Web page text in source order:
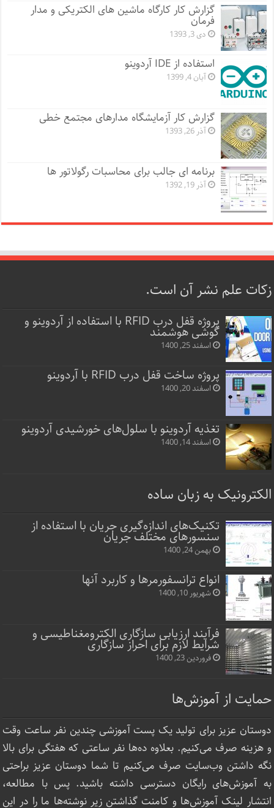
گزارش کار کارگاه ماشین های الکتریکی و مدار
فرمان
دی 3, 1393
استفاده از IDE آردوینو
آبان 4, 1399
گزارش کار آزمایشگاه مدارهای مجتمع خطی
آذر 26, 1393
برنامه ای جالب برای محاسبات رگولاتور ها
آذر 19, 1392
زکات علم نشر آن است.
پروژه قفل‌ درب RFID با استفاده از آردوینو و
گوشی هوشمند
اسفند 25, 1400
پروژه ساخت قفل‌ درب RFID با آردوینو
اسفند 20, 1400
تغذیه آردوینو با سلول‌های خورشیدی آردوینو
اسفند 14, 1400
الکترونیک به زبان ساده
تکنیک‌های اندازه‌گیری جریان با استفاده از
سنسورهای مختلف جریان
بهمن 24, 1400
انواع ترانسفورمرها و کاربرد آنها
شهریور 10, 1400
فرآیند ارزیابی سازگاری الکترومغناطیسی و
شرایط لازم برای احراز سازگاری
فروردین 23, 1400
حمایت از آموزش‌ها
دوستان عزیز برای تولید یک پست آموزشی چندین نفر ساعت‌ وقت
و هزینه صرف می‌کنیم. بعلاوه ده‌ها نفر ساعتی که هفتگی برای بالا
نگه داشتن وب‌سایت صرف ‌می‌کنیم تا شما دوستان عزیز براحتی
به آموزش‌های رایگان دسترسی داشته باشید. پس با مطالعه،
انتشار لینک‌ آموزش‌ها و کامنت گذاشتن زیر نوشته‌‌ها ما را در این